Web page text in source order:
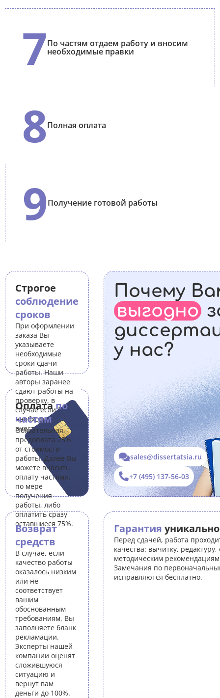
7По частям отдаем работу и вносим
необходимые правки
8Полная оплата
9Получение готовой работы
Строгое
соблюдение
сроков
При оформлении
заказа Вы
указываете
необходимые
сроки сдачи
работы. Наши
авторы заранее
сдают работы на
проверку, в
случае если Вам
необходимо
внести правки.
Оплатапо
частям
Обязательная
предоплата 25%
от стоимости
работы. Далее Вы
можете вносить
оплату частями,
по мере
получения
работы, либо
оплатить сразу
оставшиеся 75%.
Возврат
средств
В случае, если
качество работы
оказалось низким
или не
соответствует
вашим
обоснованным
требованиям, Вы
заполняете бланк
рекламации.
Эксперты нашей
компании оценят
сложившуюся
ситуацию и
вернут вам
деньги до 100%.
Почему
выгодно
у нас?
sales@dissertatsia.ru
+7 (495) 137-56-03
Гарантия
Перед сдачей, работа
качества: вычитку, редактуру,
методическим
Замечания по
исправляются бесплатно.